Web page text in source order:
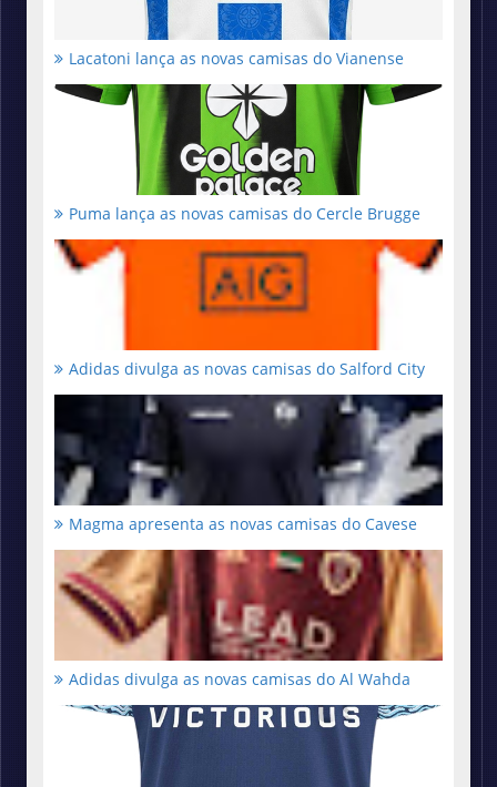
Lacatoni lança as novas camisas do Vianense
Puma lança as novas camisas do Cercle Brugge
Adidas divulga as novas camisas do Salford City
Magma apresenta as novas camisas do Cavese
Adidas divulga as novas camisas do Al Wahda